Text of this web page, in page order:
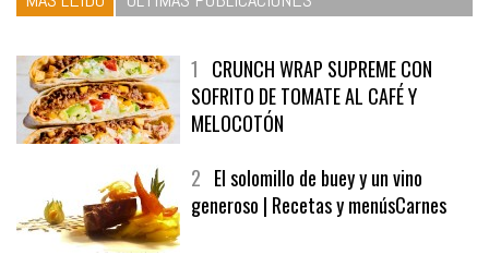
1 CRUNCH WRAP SUPREME CON
SOFRITO DE TOMATE AL CAFÉ Y
MELOCOTÓN
2 El solomillo de buey y un vino
generoso | Recetas y menúsCarnes